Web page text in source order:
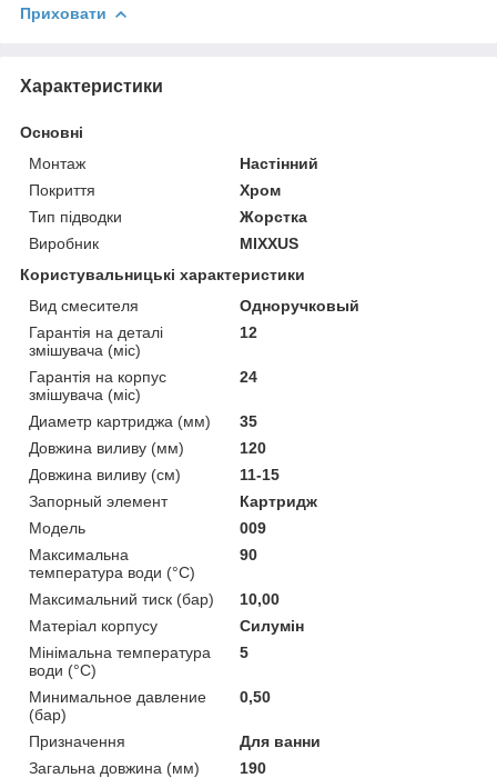
Приховати
Характеристики
Основні
Монтаж
Настінний
Покриття
Хром
Тип підводки
Жорстка
Виробник
MIXXUS
Користувальницькі характеристики
Вид смесителя
Одноручковый
Гарантія на деталі
змішувача (міс)
12
Гарантія на корпус
змішувача (міс)
24
Диаметр картриджа (мм)
35
Довжина виливу (мм)
120
Довжина виливу (см)
11-15
Запорный элемент
Картридж
Мoдель
009
Максимальна
температура води (°C)
90
Максимальний тиск (бар)
10,00
Матеріал корпусу
Силумін
Мінімальна температура
води (°C)
5
Минимальное давление
(бар)
0,50
Призначення
Для ванни
Загальна довжина (мм)
190